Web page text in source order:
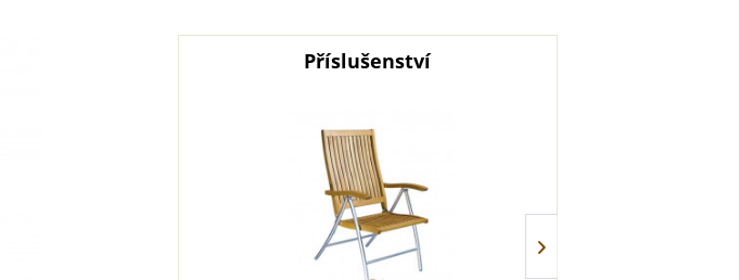
Příslušenství